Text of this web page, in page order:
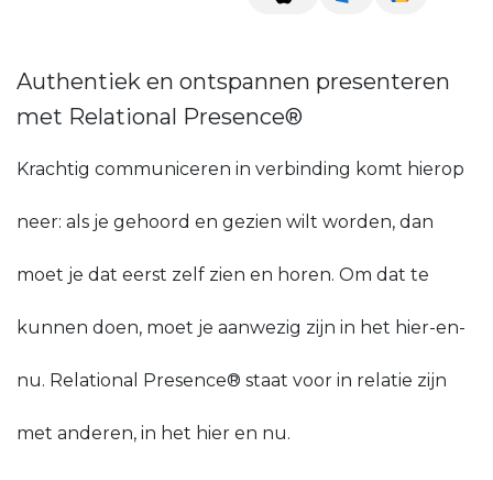
Authentiek en ontspannen presenteren
met Relational Presence®
Krachtig communiceren in verbinding komt hierop
neer: als je gehoord en gezien wilt worden, dan
moet je dat eerst zelf zien en horen. Om dat te
kunnen doen, moet je aanwezig zijn in het hier-en-
nu. Relational Presence® staat voor in relatie zijn
met anderen, in het hier en nu.